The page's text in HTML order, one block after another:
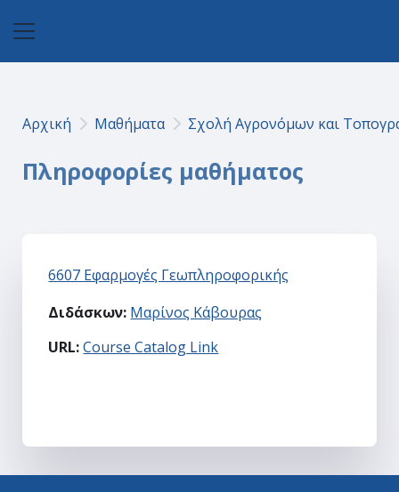
Αρχική Μαθήματα Σχολή Αγρονόμων και
Πληροφορίες μαθήματος
6607 Εφαρμογές Γεωπληροφορικής
Διδάσκων: Μαρίνος Κάβουρας
URL:Course Catalog Link